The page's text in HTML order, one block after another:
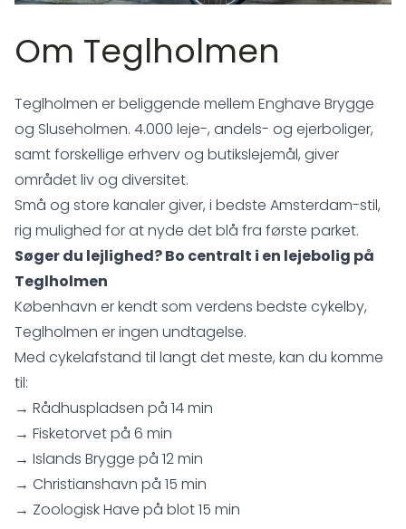
Om Teglholmen
Teglholmen er beliggende mellem Enghave Brygge
og Sluseholmen. 4.000 leje-, andels- og ejerboliger,
samt forskellige erhverv og butikslejemål, giver
området liv og diversitet.
Små og store kanaler giver, i bedste Amsterdam-stil,
rig mulighed for at nyde det blå fra første parket.
Søger du lejlighed? Bo centralt i en lejebolig på
Teglholmen
København er kendt som verdens bedste cykelby,
Teglholmen er ingen undtagelse.
Med cykelafstand til langt det meste, kan du komme
til:
→ Rådhuspladsen på 14 min
→ Fisketorvet på 6 min
→ Islands Brygge på 12 min
→ Christianshavn på 15 min
→ Zoologisk Have på blot 15 min